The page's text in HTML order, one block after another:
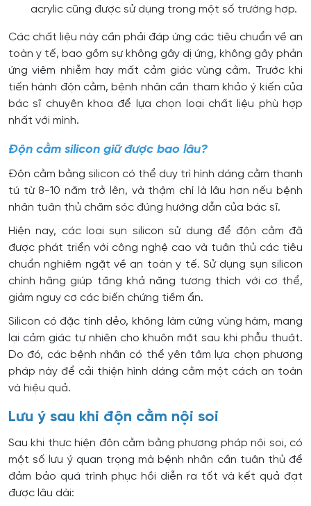
acrylic cũng được sử dụng trong một số trường hợp.
Các chất liệu này cần phải đáp ứng các tiêu chuẩn về an
toàn y tế, bao gồm sự không gây dị ứng, không gây phản
ứng viêm nhiễm hay mất cảm giác vùng cằm. Trước khi
tiến hành độn cằm, bệnh nhân cần tham khảo ý kiến của
bác sĩ chuyên khoa để lựa chọn loại chất liệu phù hợp
nhất với mình.
Độn cằm silicon giữ được bao lâu?
Độn cằm bằng silicon có thể duy trì hình dáng cằm thanh
tú từ 8-10 năm trở lên, và thậm chí là lâu hơn nếu bệnh
nhân tuân thủ chăm sóc đúng hướng dẫn của bác sĩ.
Hiện nay, các loại sụn silicon sử dụng để độn cằm đã
được phát triển với công nghệ cao và tuân thủ các tiêu
chuẩn nghiêm ngặt về an toàn y tế. Sử dụng sụn silicon
chính hãng giúp tăng khả năng tương thích với cơ thể,
giảm nguy cơ các biến chứng tiềm ẩn.
Silicon có đặc tính dẻo, không làm cứng vùng hàm, mang
lại cảm giác tự nhiên cho khuôn mặt sau khi phẫu thuật.
Do đó, các bệnh nhân có thể yên tâm lựa chọn phương
pháp này để cải thiện hình dáng cằm một cách an toàn
và hiệu quả.
Lưu ý sau khi độn cằm nội soi
Sau khi thực hiện độn cằm bằng phương pháp nội soi, có
một số lưu ý quan trọng mà bệnh nhân cần tuân thủ để
đảm bảo quá trình phục hồi diễn ra tốt và kết quả đạt
được lâu dài: